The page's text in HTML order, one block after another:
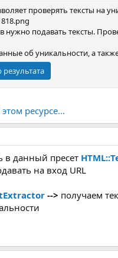
проверять тексты на
нужно подавать тексты.
об уникальности, а
ресурсе...
в данный пресет
на вход URL
--> получаем